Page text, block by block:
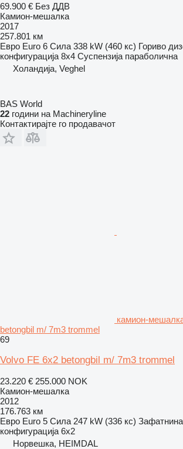
69.900 € Без ДДВ
Камион-мешалка
2017
257.801 км
Евро Euro 6 Сила 338 kW (460 кс) Гориво
конфигурација 8x4 Суспензија параболична
Холандија, Veghel
BAS World
22 години на Machineryline
Контактирајте го продавачот
камион-
betongbil m/ 7m3 trommel
69
Volvo FE 6x2 betongbil m/ 7m3 trommel
23.220 € 255.000 NOK
Камион-мешалка
2012
176.763 км
Евро Euro 5 Сила 247 kW (336 кс) Зафатнина
конфигурација 6x2
Норвешка, HEIMDAL